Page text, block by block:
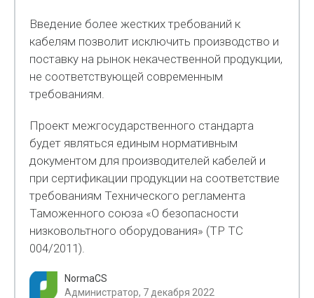
Введение более жестких требований к
кабелям позволит исключить производство и
поставку на рынок некачественной продукции,
не соответствующей современным
требованиям.
Проект межгосударственного стандарта
будет являться единым нормативным
документом для производителей кабелей и
при сертификации продукции на соответствие
требованиям Технического регламента
Таможенного союза «О безопасности
низковольтного оборудования» (ТР ТС
004/2011).
NormaCS
Администратор, 7 декабря 2022